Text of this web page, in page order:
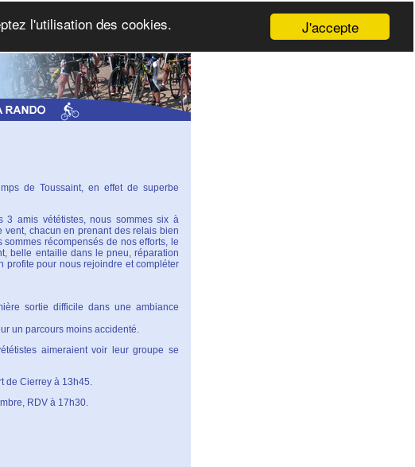
de Toussaint, en effet de superbe
3 amis vététistes, nous sommes six à
chacun en prenant des relais bien
récompensés de nos efforts, le
belle entaille dans le pneu, réparation
pour nous rejoindre et compléter
sortie difficile dans une ambiance
un parcours moins accidenté.
aimeraient voir leur groupe se
de Cierrey à 13h45.
RDV à 17h30.
J'accepte
l'utilisation des cookies.